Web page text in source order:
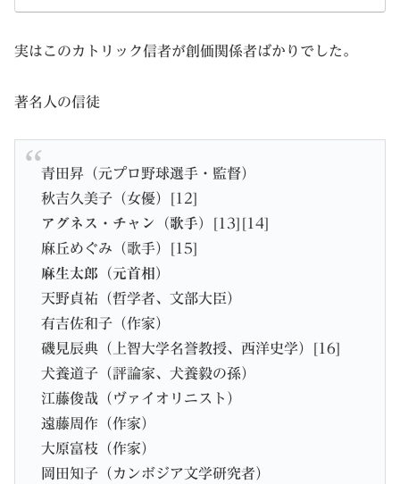
実はこのカトリック信者が創価関係者ばかりでした。
著名人の信徒
青田昇（元プロ野球選手・監督）
秋吉久美子（女優）[12]
アグネス・チャン（歌手）
[13][14]
麻丘めぐみ（歌手）[15]
麻生太郎（元首相）
天野貞祐（哲学者、文部大臣）
有吉佐和子（作家）
磯見辰典（上智大学名誉教授、西洋史学）[16]
犬養道子（評論家、犬養毅の孫）
江藤俊哉（ヴァイオリニスト）
遠藤周作（作家）
大原富枝（作家）
岡田知子（カンボジア文学研究者）